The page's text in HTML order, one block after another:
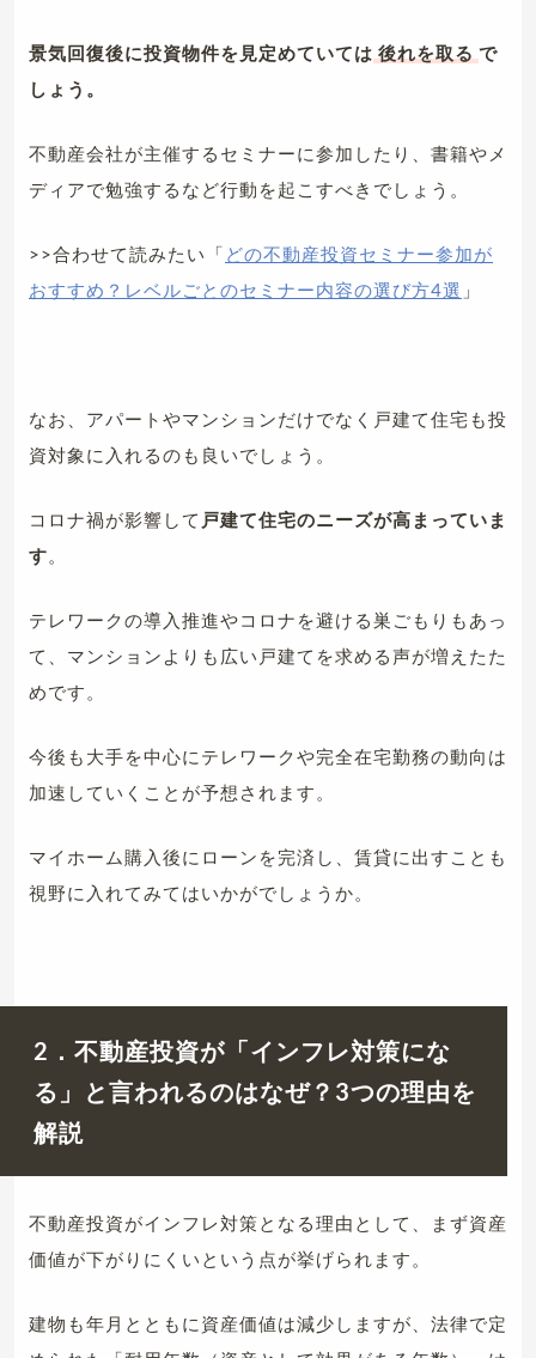
景気回復後に投資物件を見定めていては 後れを取る で
しょう。
不動産会社が主催するセミナーに参加したり、書籍やメ
ディアで勉強するなど行動を起こすべきでしょう。
>>合わせて読みたい「 どの不動産投資セミナー参加が
おすすめ？レベルごとのセミナー内容の選び方4選 」
なお、アパートやマンションだけでなく戸建て住宅も投
資対象に入れるのも良いでしょう。
コロナ禍が影響して 戸建て住宅のニーズが高まっていま
す。
テレワークの導入推進やコロナを避ける巣ごもりもあっ
て、マンションよりも広い戸建てを求める声が増えたた
めです。
今後も大手を中心にテレワークや完全在宅勤務の動向は
加速していくことが予想されます。
マイホーム購入後にローンを完済し、賃貸に出すことも
視野に入れてみてはいかがでしょうか。
2．不動産投資が「インフレ対策にな
る」と言われるのはなぜ？3つの理由を
解説
不動産投資がインフレ対策となる理由として、まず資産
価値が下がりにくいという点が挙げられます。
建物も年月とともに資産価値は減少しますが、法律で定